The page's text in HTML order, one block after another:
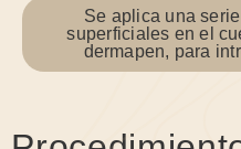
Se aplica una
superficiales en el
dermapen, para